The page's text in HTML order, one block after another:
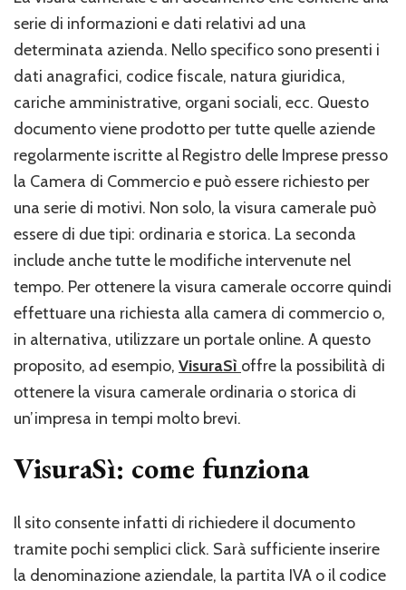
serie di informazioni e dati relativi ad una
determinata azienda. Nello specifico sono presenti i
dati anagrafici, codice fiscale, natura giuridica,
cariche amministrative, organi sociali, ecc. Questo
documento viene prodotto per tutte quelle aziende
regolarmente iscritte al Registro delle Imprese presso
la Camera di Commercio e può essere richiesto per
una serie di motivi. Non solo, la visura camerale può
essere di due tipi: ordinaria e storica. La seconda
include anche tutte le modifiche intervenute nel
tempo. Per ottenere la visura camerale occorre quindi
effettuare una richiesta alla camera di commercio o,
in alternativa, utilizzare un portale online. A questo
proposito, ad esempio, VisuraSì offre la possibilità di
ottenere la visura camerale ordinaria o storica di
un’impresa in tempi molto brevi.
VisuraSì: come funziona
Il sito consente infatti di richiedere il documento
tramite pochi semplici click. Sarà sufficiente inserire
la denominazione aziendale, la partita IVA o il codice